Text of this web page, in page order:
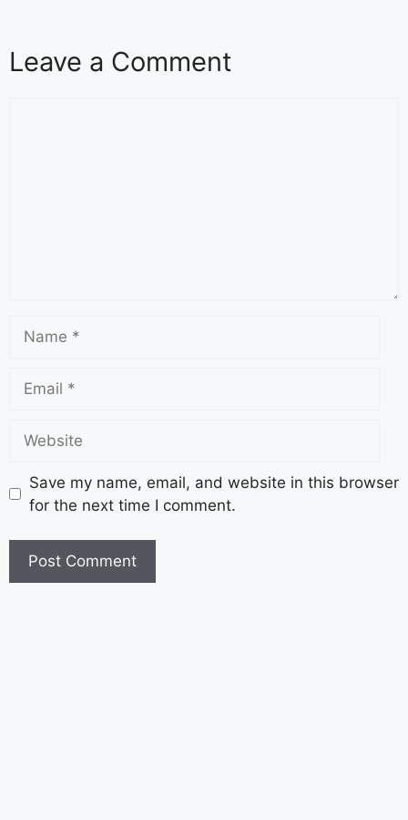
Leave a Comment
Save my name, email, and website in this browser
for the next time I comment.